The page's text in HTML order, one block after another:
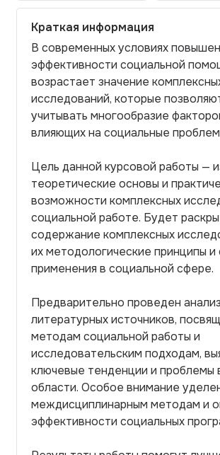
Краткая информация
В современных условиях
эффективности социальной
возрастает значение
исследований, которые
учитывать многообразие
влияющих на социальные
Цель данной курсовой работы —
теоретические основы и
возможности комплексных
социальной работе. Будет
содержание комплексных
их методологические принципы и
применения в социальной сфере.
Предварительно проведен анализ
литературных источников,
методам социальной работы и
исследовательским подходам,
ключевые тенденции и проблемы
области. Особое внимание
междисциплинарным методам и
эффективности социальных